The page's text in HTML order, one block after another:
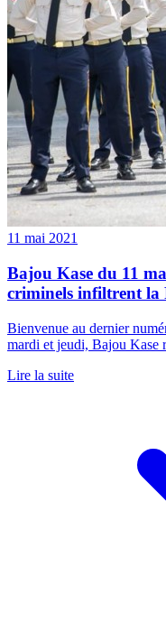
11 mai 2021
Bajou Kase du 11
criminels infiltrent la
Bienvenue au dernier
mardi et jeudi, Bajou Kase
Lire la suite